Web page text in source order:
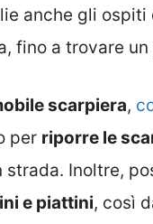
anche gli
fino a trovare
scarpiera,
per riporre le
Inoltre,
e piattini, così